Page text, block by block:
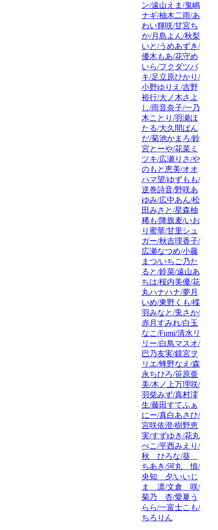
ン/遠山えま/鬼嶋
ナギ/柚木二雨/あ
わい輝咲/甘宮ち
か/月島よん/秋梨
いと/うめあずき/
優木もあ/花守め
いら/フクダツバ
キ/足立原ひかり/
小野ゆりえ/吉野
裕行/大ノ木さよ
し/雨音奈子/一乃
木ことり/羽瀬ほ
たる/大久間ぱん
だ/菊池かまろ/鈴
宮とーや/花菜ミ
ツキ/広瀬りさ/や
のもと恵美/オオ
ハマ望/ゆずもも/
逆巻詩音/野咲あ
ゆみ/広中あん/松
田みさと/星森柚
稀も/降旗麦/いお
り蜜華/甘里シュ
ガー/秋吉理香子/
広瀬なつめ/小藤
まつ/いちご乃た
ると/鈴菜/遠山あ
ちは/桜内美優/花
丸ハナハナ/夢月
いめ/東野くも/楪
羽みなと/兎さか/
赤月すみれ/白玉
なこ/Fumi/清水リ
リー/白鳥マスオ/
巴乃友実/鏡宮ヲ
リエ/蜂野なえ/森
永ちひろ/笹原亜
美/木ノ上万理咲/
羽柴みず/真村澪
生/藤田すてふぁ
にー/真白あさひ/
宮咲依澄/樹野恵
実/すずゆき/花丸
ぺこ/平西みえり/
秋 ひろな/葵
ちあき/河丸 慎/
央知 夕/いいじ
ま 凛/文倉 咲/
菊乃 杏/愛夏う
らら/一富士こも/
ちろりん